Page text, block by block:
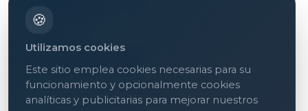
Formaciones
Aviso legal
Política de privacidad
Política de cookies
🍪
Utilizamos cookies
Este sitio emplea cookies necesarias para su
funcionamiento y opcionalmente cookies
analíticas y publicitarias para mejorar nuestros